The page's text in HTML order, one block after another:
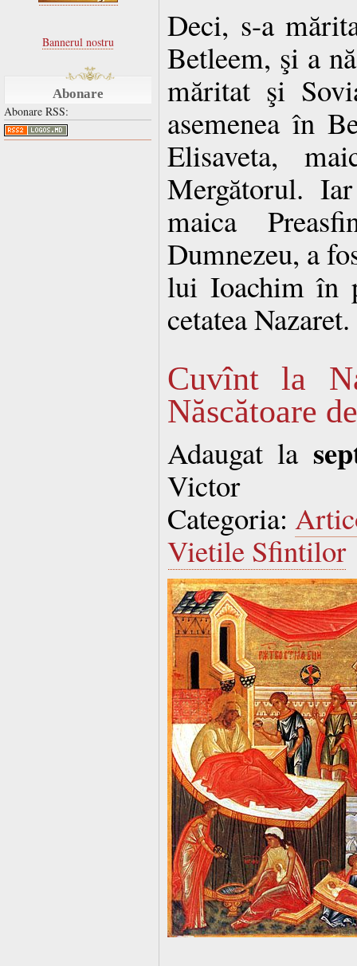
Bannerul nostru
Abonare
Abonare RSS:
Deci, s-a
Betleem, şi a
măritat şi
asemenea în
Elisaveta,
Mergătorul.
maica
Dumnezeu, a
lui Ioachim în
cetatea Nazaret.
Cuvînt la
Născătoare
Adaugat la
Victor
Categoria:
Vietile Sfintilor